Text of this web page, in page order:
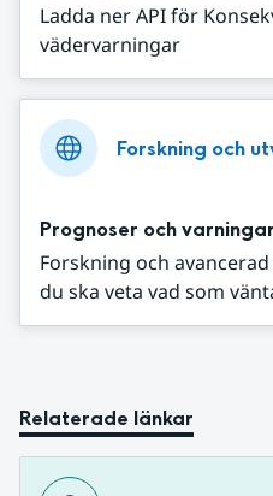
Ladda ner API för
vädervarningar
Forskning och
Prognoser och varningar
Forskning och
du ska veta vad som
Relaterade länkar